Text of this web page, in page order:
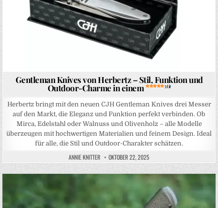
Gentleman Knives von Herbertz – Stil, Funktion und
Outdoor-Charme in einem 5 (1)
Herbertz bringt mit den neuen CJH Gentleman Knives drei Messer
auf den Markt, die Eleganz und Funktion perfekt verbinden. Ob
Mirca, Edelstahl oder Walnuss und Olivenholz – alle Modelle
überzeugen mit hochwertigen Materialien und feinem Design. Ideal
für alle, die Stil und Outdoor-Charakter schätzen.
ANNIE KNITTER OKTOBER 22, 2025
Posted in